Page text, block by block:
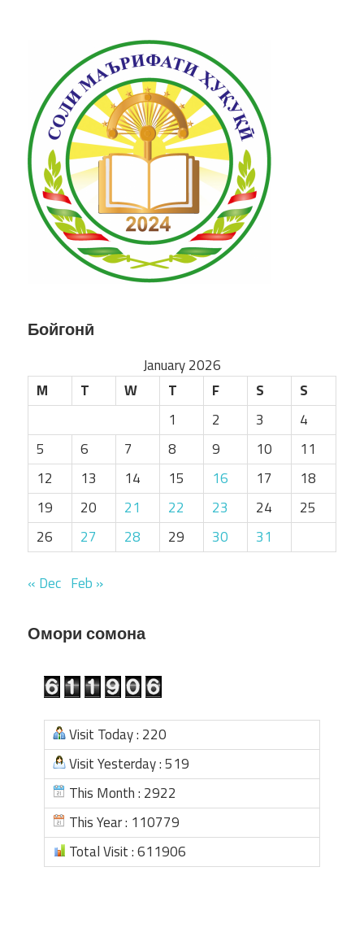
Бойгонӣ
January 2026
M
T W T F S
S
1
2 3
4
5
6 7 8 9 10
11
12
13 14 15 16 17
18
19
20 21 22 23 24
25
26
27 28 29 30 31
« Dec Feb »
Омори сомона
Visit Today : 220
Visit Yesterday : 519
This Month : 2922
This Year : 110779
Total Visit : 611906